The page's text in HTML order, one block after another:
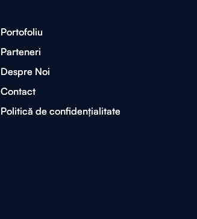
Portofoliu
Portofoliu
Parteneri
Parteneri
Despre Noi
Despre Noi
Contact
Contact
Politică de confidențialitate
Politică de confidențialitate